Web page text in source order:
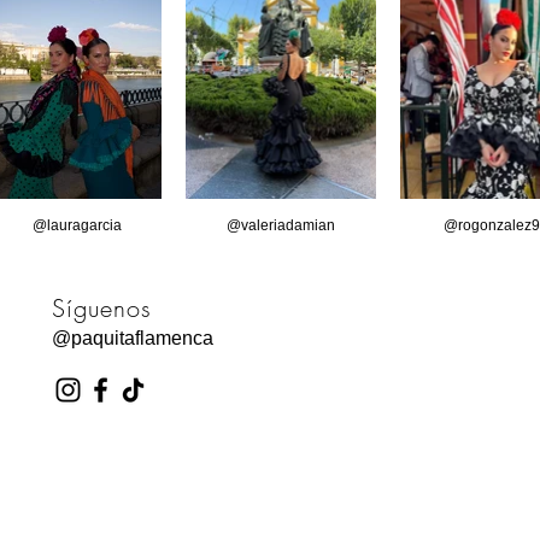
@lauragarcia @valeriadamian
Síguenos
@paquitaflamenca